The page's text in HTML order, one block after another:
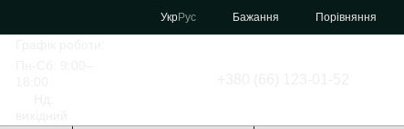
УкрРус Бажання Порівняння